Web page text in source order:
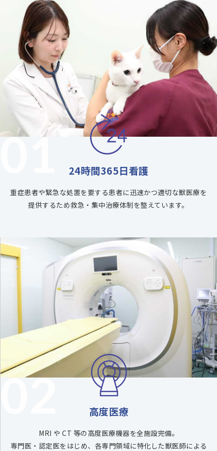
01 24時間365日看護
重症患者や緊急な処置を要する患者に迅速かつ適切な獣医療を
提供するため救急・集中治療体制を整えています。
02 高度医療
MRI や CT 等の高度医療機器を全施設完備。
専門医・認定医をはじめ、 各専門領域に特化した獣医師による